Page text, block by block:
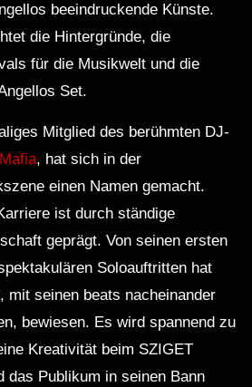
beeindruckende Künste.
die Hintergründe, die
für die Musikwelt und die
Set.
Mitglied des berühmten DJ-
, hat sich in der
einen Namen gemacht.
ist durch ständige
geprägt. Von seinen ersten
Soloauftritten hat
mit seinen beats nacheinander
bewiesen. Es wird spannend zu
Kreativität beim SZIGET
das Publikum in seinen Bann